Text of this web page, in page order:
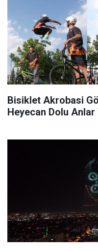
Bisiklet Akrobasi
Heyecan Dolu Anlar